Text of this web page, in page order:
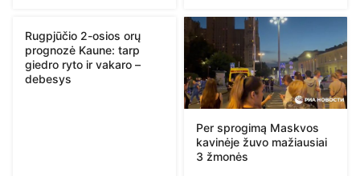
Rugpjūčio 2-osios orų
prognozė Kaune: tarp
giedro ryto ir vakaro –
debesys
Per sprogimą Maskvos
kavinėje žuvo mažiausiai
3 žmonės